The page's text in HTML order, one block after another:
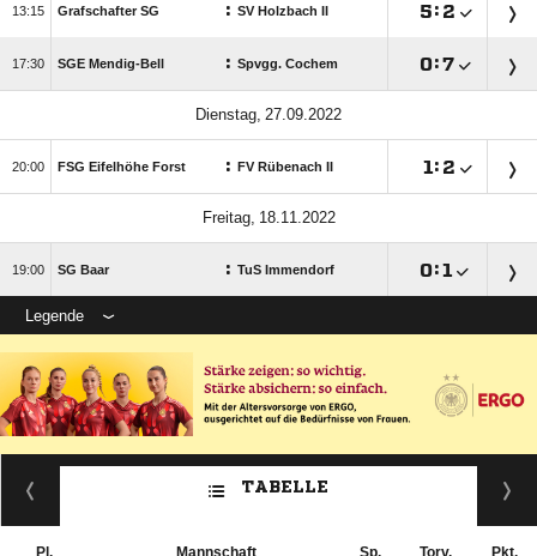
 Grafschafter SG : SV Holzbach II : 
 SGE Mendig-Bell : Spvgg. Cochem :
 
 FSG Eifelhöhe Forst : FV Rübenach II  : 
 
 SG Baar : TuS Immendorf :
Legende
TABELLE
Pl. Mannschaft Sp. Torv. Pkt.